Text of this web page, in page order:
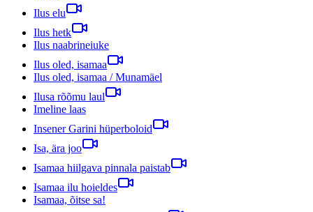
Ilus elu
Ilus hetk
Ilus naabrineiuke
Ilus oled, isamaa
Ilus oled, isamaa / Munamäel
Ilusa rõõmu laul
Imeline laas
Insener Garini hüperboloid
Isa, ära joo
Isamaa hiilgava pinnala paistab
Isamaa ilu hoieldes
Isamaa, õitse sa!